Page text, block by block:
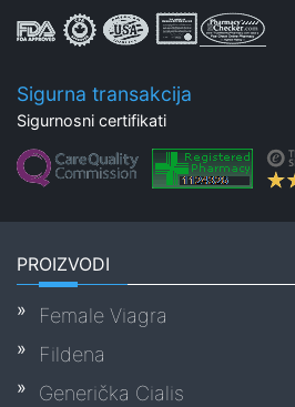
Sigurna transakcija
Sigurnosni certifikati
PROIZVODI
Female Viagra
Fildena
Generička Cialis